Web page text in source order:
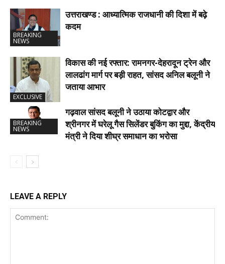
BREAKING
NEWS
उत्तराखण्ड : आध्यात्मिक राजधानी की दिशा में बढ़े
कदम
EXCLUSIVE
विकास की नई रफ्तार: रामनगर-देहरादून ट्रेन और
लालढांग मार्ग पर बड़ी राहत, सांसद अनिल बलूनी ने
जताया आभार
BREAKING
NEWS
गढ़वाल सांसद बलूनी ने उठाया कोटद्वार और
श्रीनगर में घरेलू गैस सिलेंडर बुकिंग का मुद्दा, केंद्रीय
मंत्री ने दिया शीघ्र समाधान का भरोसा
LEAVE A REPLY